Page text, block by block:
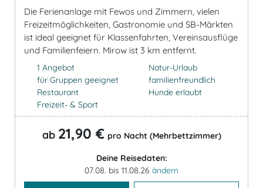
Die Ferienanlage mit Fewos und Zimmern, vielen
Freizeitmöglichkeiten, Gastronomie und SB-Märkten
ist ideal geeignet für Klassenfahrten, Vereinsausflüge
und Familienfeiern. Mirow ist 3 km entfernt.
1 Angebot
für Gruppen geeignet
Restaurant
Freizeit- & Sport
Natur-Urlaub
familienfreundlich
Hunde erlaubt
ab 21,90 € pro Nacht (Mehrbettzimmer)
Deine Reisedaten:
07.08. bis 11.08.26 ändern